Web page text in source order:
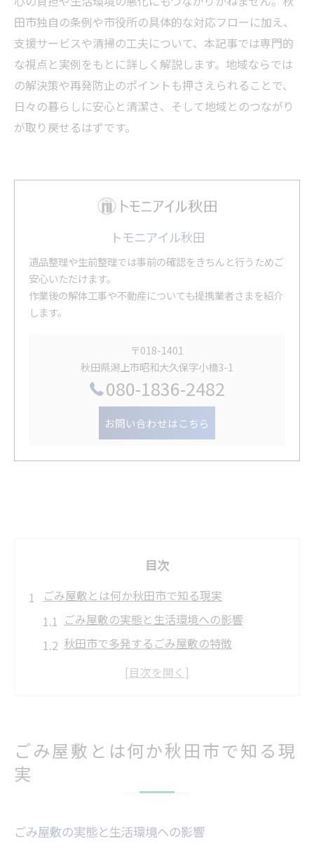
田市独自の条例や市役所の具体的な対応フローに加え、
支援サービスや清掃の工夫について、本記事では専門的
な視点と実例をもとに詳しく解説します。地域ならでは
の解決策や再発防止のポイントも押さえられることで、
日々の暮らしに安心と清潔さ、そして地域とのつながり
が取り戻せるはずです。
トモニアイル秋田
遺品整理や生前整理では事前の確認をきちんと行うためご
安心いただけます。
作業後の解体工事や不動産についても提携業者さまを紹介
します。
〒018-1401
秋田県潟上市昭和大久保字小橋3-1
080-1836-2482
お問い合わせはこちら
目次
ごみ屋敷とは何か秋田市で知る現実
ごみ屋敷の実態と生活環境への影響
秋田市で多発するごみ屋敷の特徴
ごみ屋敷が近隣に及ぼす主なトラブル事例
秋田市におけるごみ屋敷問題を深掘り
ごみ屋敷問題が秋田市で拡大する要因
秋田市の清掃活動とごみ屋敷対応の違い
ごみ屋敷とは何か秋田市で知る現
実
ごみ屋敷の実態と生活環境への影響